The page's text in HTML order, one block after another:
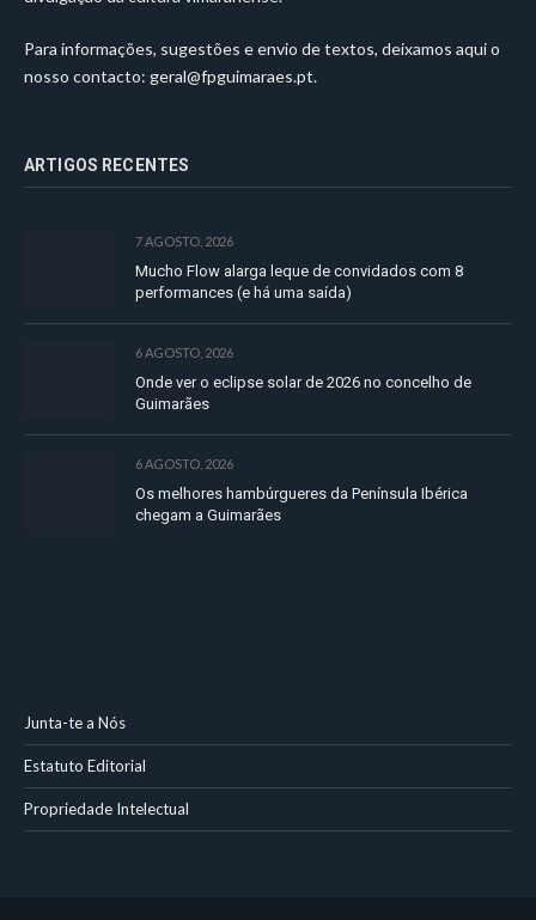
Para informações, sugestões e envio de textos, deixamos aqui o
nosso contacto: geral@fpguimaraes.pt.
ARTIGOS RECENTES
7 AGOSTO, 2026
Mucho Flow alarga leque de convidados com 8
performances (e há uma saída)
6 AGOSTO, 2026
Onde ver o eclipse solar de 2026 no concelho de
Guimarães
6 AGOSTO, 2026
Os melhores hambúrgueres da Península Ibérica
chegam a Guimarães
Junta-te a Nós
Estatuto Editorial
Propriedade Intelectual